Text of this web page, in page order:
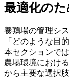
最適化の
養鶏場の管理シ
「どのような目
本セクションで
農場環境におけ
から主要な選択